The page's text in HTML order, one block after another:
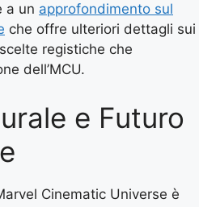
a un approfondimento sul
che offre ulteriori dettagli sui
registiche che
dell’MCU.
e Futuro
Cinematic Universe è